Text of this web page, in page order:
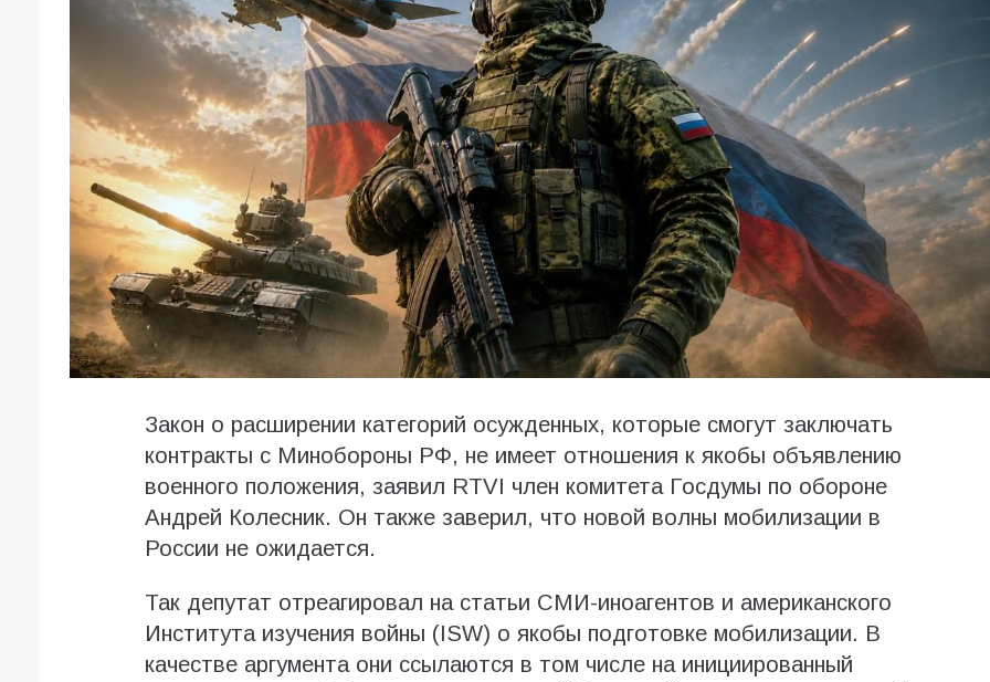
Закон о расширении категорий осужденных, которые смогут заключать
контракты с Минобороны РФ, не имеет отношения к якобы объявлению
военного положения, заявил RTVI член комитета Госдумы по обороне
Андрей Колесник. Он также заверил, что новой волны мобилизации в
России не ожидается.
Так депутат отреагировал на статьи СМИ-иноагентов и американского
Института изучения войны (ISW) о якобы подготовке мобилизации. В
качестве аргумента они ссылаются в том числе на инициированный